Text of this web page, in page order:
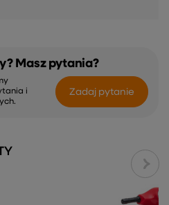
Masz pytania?
i
Zadaj pytanie